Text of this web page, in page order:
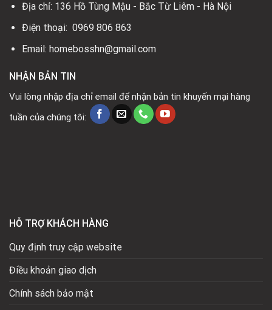
Địa chỉ: 136 Hồ Tùng Mậu - Bắc Từ Liêm - Hà Nội
Điện thoại: 0969 806 863
Email: homebosshn@gmail.com
NHẬN BẢN TIN
Vui lòng nhập địa chỉ email để nhận bản tin khuyến mại hàng
tuần của chúng tôi:
HỖ TRỢ KHÁCH HÀNG
Quy định truy cập website
Điều khoản giao dịch
Chính sách bảo mật